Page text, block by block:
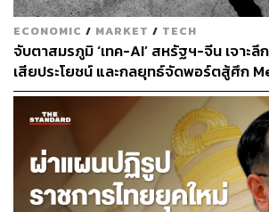
Training โมเดลขนาดใหญ่เพียงอย่างเดียว
ในเชิงผลตอบแทน Goldman Sachs ประเ
GPUaaS สามารถรักษา Utilization Rate
โอกาสสร้าง IRR ระดับเลขสองหลัก และ
ปี อย่างไรก็ตามธุรกิจนี้ยังมีความเสี่ยง เพร
และผลตอบแทนขึ้นอยู่กับราคาค่าเช่า อัตร
ของ Hardware และความสามารถในกา
ยาวกับลูกค้า
ECONOMIC / MARKET / TECH
จับตาสมรภูมิ ‘เทค-AI’ สหรัฐฯ-จีน เจาะ
เสียประโยชน์ และกลยุทธ์จัดพอร์ตสู้ศึก
5 ปีข้างหน้า